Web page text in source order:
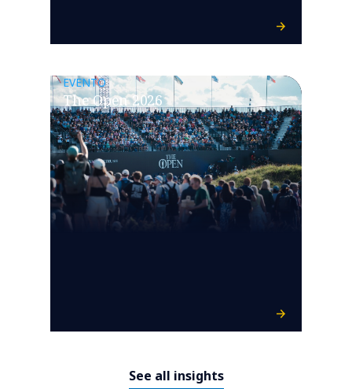
EVENTO
The Open 2026
See all insights